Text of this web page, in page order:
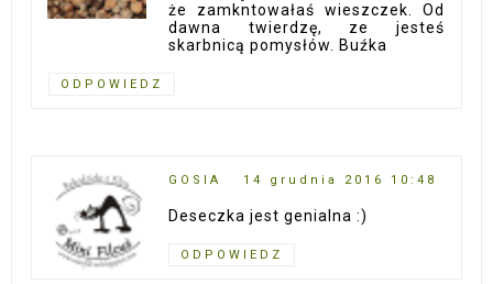
że zamkntowałaś wieszczek. Od
dawna twierdzę, ze jesteś
skarbnicą pomysłów. Buźka
ODPOWIEDZ
GOSIA 14 grudnia 2016 10:48
Deseczka jest genialna :)
ODPOWIEDZ